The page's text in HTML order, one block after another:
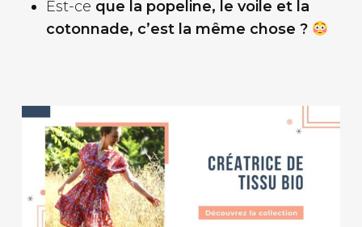
Est-ce que la popeline, le voile et la
cotonnade, c’est la même chose ?